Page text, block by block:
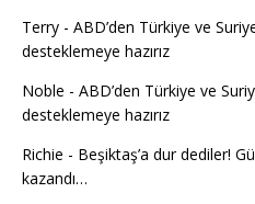
Terry - ABD’den Türkiye ve
desteklemeye hazırız
Noble - ABD’den Türkiye ve
desteklemeye hazırız
Richie - Beşiktaş’a dur dediler!
kazandı…